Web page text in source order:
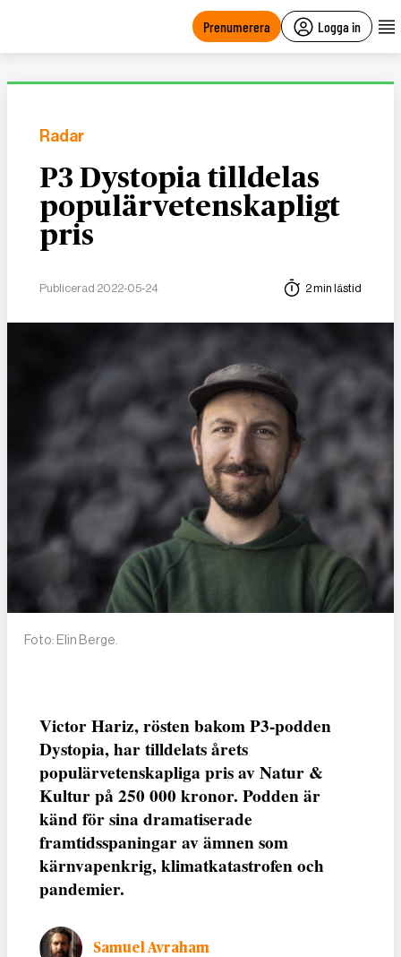
Prenumerera Logga in
Radar
P3 Dystopia tilldelas
populärvetenskapligt
pris
Publicerad 2022-05-24 2 min lästid
Foto: Elin Berge.
Victor Hariz, rösten bakom P3-podden
Dystopia, har tilldelats årets
populärvetenskapliga pris av Natur &
Kultur på 250 000 kronor. Podden är
känd för sina dramatiserade
framtidsspaningar av ämnen som
kärnvapenkrig, klimatkatastrofen och
pandemier.
Samuel Avraham